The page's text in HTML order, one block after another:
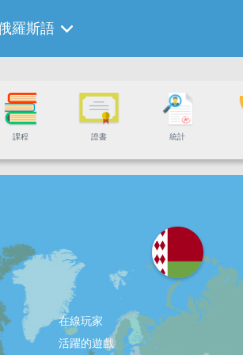
羅斯語
課程 證書 統計
在線玩家
活躍的遊戲